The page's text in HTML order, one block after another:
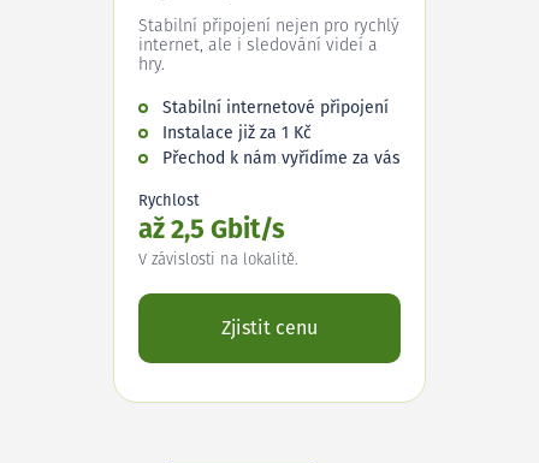
Stabilní připojení nejen pro rychlý
internet, ale i sledování videí a
hry.
Stabilní internetové připojení
Instalace již za 1 Kč
Přechod k nám vyřídíme za vás
Rychlost
až 2,5 Gbit/s
V závislosti na lokalitě.
Zjistit cenu